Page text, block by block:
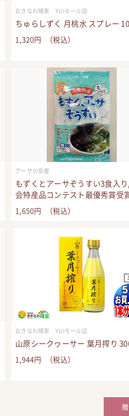
おきなわ晴家 YUIモール店
ちゅらしずく 月桃水 スプレー
1,320円 （税込）
アーサの安里
もずくとアーサぞうすい3食入
会特産品コンテスト最優秀賞受
1,650円 （税込）
おきなわ晴家 YUIモール店
山原シークヮーサー 葉月搾り
1,944円 （税込）